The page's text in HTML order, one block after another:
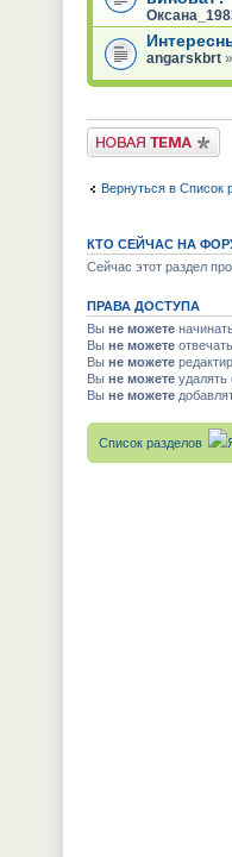
angarskbrt»
Новая тема
Вернуться в Список
КТО СЕЙЧАС НА
Сейчас этот раздел
ПРАВА ДОСТУПА
Вы не можете
Вы не можете
Вы не можете
Вы не можетеудалять
Вы не можете
Список разделов